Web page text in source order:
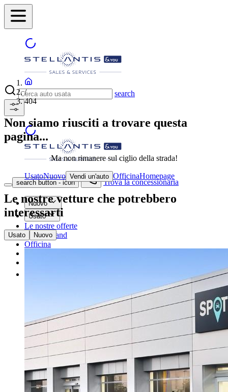
search
search button - icon Trova la concessionaria
Nuovo
Usato
Le nostre offerte
I nostri brand
Officina
/
404
Non siamo riusciti a trovare questa
pagina...
Ma non rimanere sul ciglio della strada!
UsatoNuovo Vendi un'auto OfficinaHomepage
Le nostre vetture che potrebbero
interessarti
Usato Nuovo